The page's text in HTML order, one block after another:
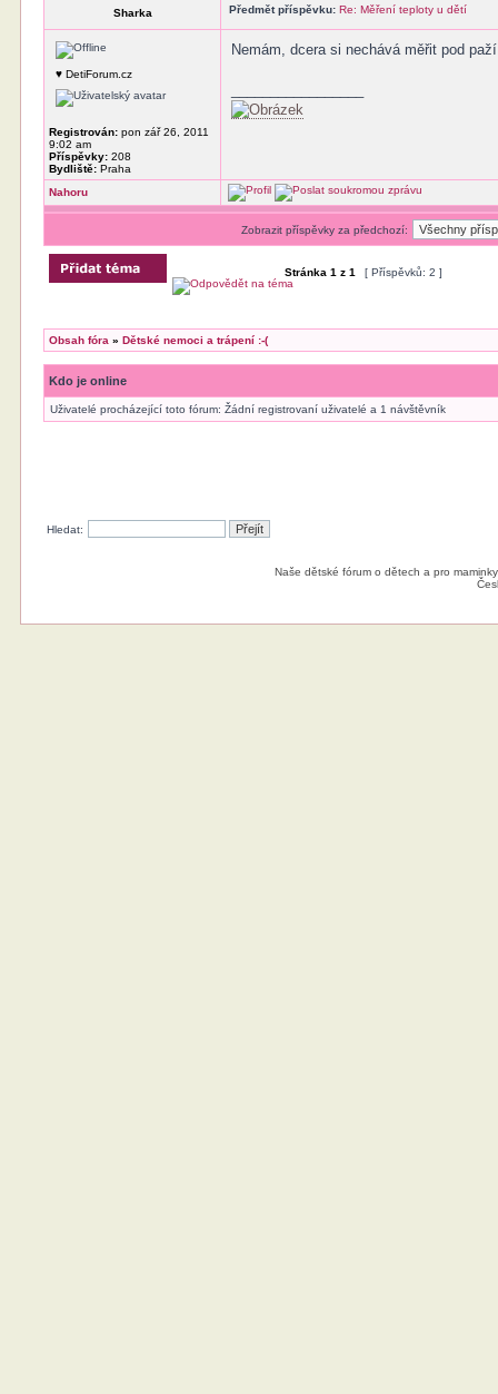
Sharka Předmět příspěvku: Re: Měření teploty u dětí
♥ DetiForum.cz
Registrován: pon zář 26, 2011
9:02 am
Příspěvky: 208
Bydliště: Praha
Nemám, dcera si nechává měřit pod
Nahoru
Zobrazit příspěvky za předchozí:
Stránka1 z1 [ Příspěvků: 2 ]
Obsah fóra »Dětské nemoci a trápení :-(
Kdo je online
Uživatelé procházející toto fórum: Žádní registrovaní uživatelé a 1 návštěvník
Hledat:
Naše dětské fórum o dětech a pro